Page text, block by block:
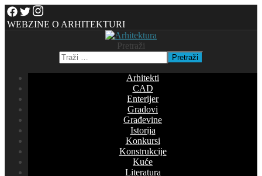
WEBZINE O ARHITEKTURI
Pretraži
Pretraži
Arhitekti
CAD
Enterijer
Gradovi
Građevine
Istorija
Konkursi
Konstrukcije
Kuće
Literatura